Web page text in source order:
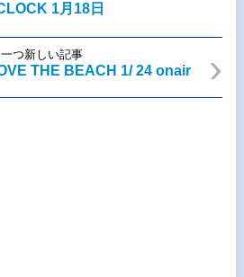
1月18日
一つ新しい記事
THE BEACH 1/ 24 onair